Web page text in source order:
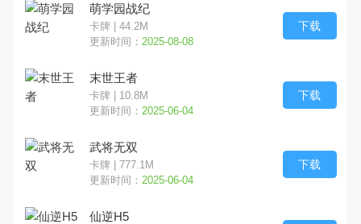
萌学园战纪
卡牌 | 44.2M
更新时间： 2025-08-08
下载
末世王者
卡牌 | 10.8M
更新时间： 2025-06-04
下载
武将无双
卡牌 | 777.1M
更新时间： 2025-06-04
下载
仙逆H5